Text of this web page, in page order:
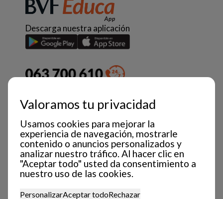
Valoramos tu privacidad
Usamos cookies para mejorar la
experiencia de navegación, mostrarle
contenido o anuncios personalizados y
analizar nuestro tráfico. Al hacer clic en
"Aceptar todo" usted da consentimiento a
nuestro uso de las cookies.
PersonalizarAceptar todoRechazar
Descarga nuestra aplicación